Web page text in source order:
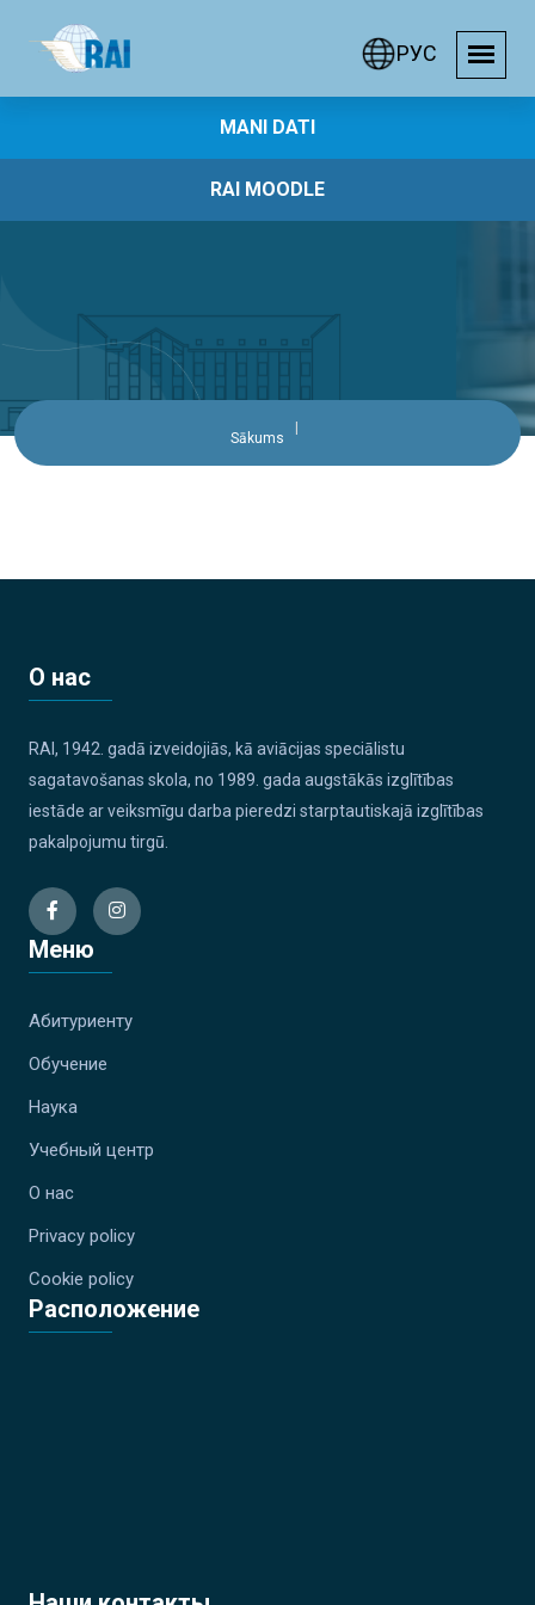
РУС
MANI DATI
RAI MOODLE
Sākums
О нас
RAI, 1942. gadā izveidojiās, kā aviācijas speciālistu
sagatavošanas skola, no 1989. gada augstākās izglītības
iestāde ar veiksmīgu darba pieredzi starptautiskajā izglītības
pakalpojumu tirgū.
Меню
Абитуриенту
Обучение
Наука
Учебный центр
О нас
Privacy policy
Cookie policy
Расположение